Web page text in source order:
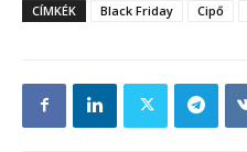
CÍMKÉK
Black Friday Cipő